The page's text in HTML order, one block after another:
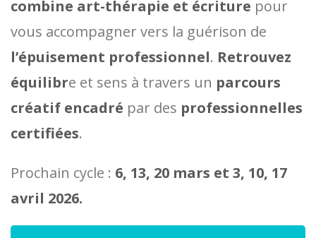
combine art-thérapie et écriture pour
vous accompagner vers la guérison de
l’épuisement professionnel. Retrouvez
équilibre et sens à travers un parcours
créatif encadré par des professionnelles
certifiées.
Prochain cycle : 6, 13, 20 mars et 3, 10, 17
avril 2026.